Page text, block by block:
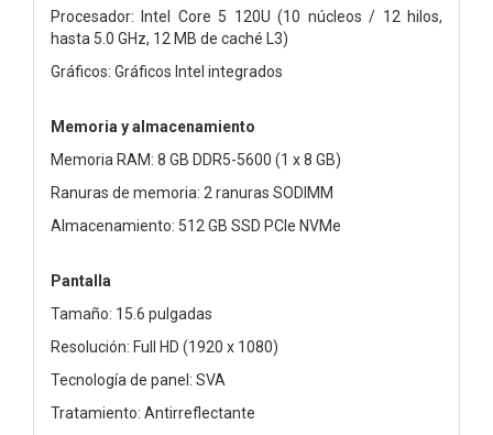
Procesador: Intel Core 5 120U (10 núcleos / 12 hilos,
hasta 5.0 GHz, 12 MB de caché L3)
Gráficos: Gráficos Intel integrados
Memoria y almacenamiento
Memoria RAM: 8 GB DDR5-5600 (1 x 8 GB)
Ranuras de memoria: 2 ranuras SODIMM
Almacenamiento: 512 GB SSD PCIe NVMe
Pantalla
Tamaño: 15.6 pulgadas
Resolución: Full HD (1920 x 1080)
Tecnología de panel: SVA
Tratamiento: Antirreflectante